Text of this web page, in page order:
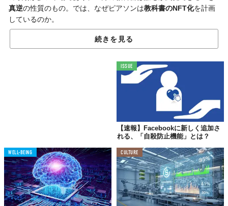
真逆の性質のもの。では、なぜピアソンは教科書のNFT化を計画
しているのか。
答えは明快で、「二次流通による利益を得るため」であるそう。
特にアメリカや欧州においては「教科書の転売」はよくあるこ
しかし、既存の紙媒体の教科書が転売されると、出版社側に利益
が付与されるため、二次流通以
降の取引でも一定の売上金を得ることができる。これを利用する
また、物理的な材料を使わない上に半永久的に引き継いでいける
という点でサステナブルな方法としても魅力的。
ちなみに、「書籍をNFTで販売する」という取り組み自体は真新
しいというわけではない。すでに著者が自主出版する際には広く
続きを見る
ISSUE
【速報】Facebookに新しく追加さ
れる、「自殺防止機能」とは？
WELL-BEING CULTURE